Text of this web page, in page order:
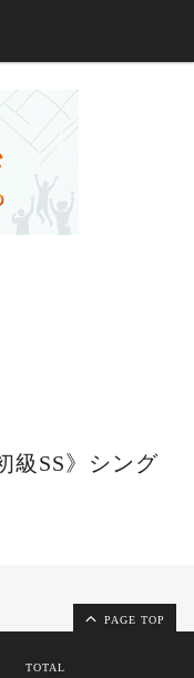
級SS》シング
PAGE TOP
TOTAL